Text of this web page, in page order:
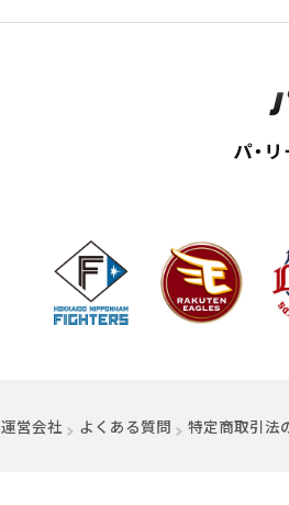
運営会社 （別ウィンドウで開く）
よくある質問 特定商取引法